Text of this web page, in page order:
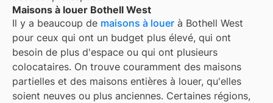
Maisons à louer Bothell West
Il y a beaucoup de maisons à louer à Bothell West
pour ceux qui ont un budget plus élevé, qui ont
besoin de plus d'espace ou qui ont plusieurs
colocataires. On trouve couramment des maisons
partielles et des maisons entières à louer, qu'elles
soient neuves ou plus anciennes. Certaines régions,